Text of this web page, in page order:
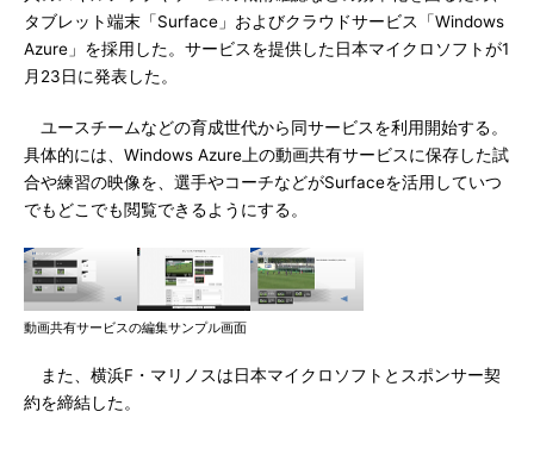
タブレット端末「Surface」およびクラウドサービス「Windows
Azure」を採用した。サービスを提供した日本マイクロソフトが1
月23日に発表した。
ユースチームなどの育成世代から同サービスを利用開始する。
具体的には、Windows Azure上の動画共有サービスに保存した試
合や練習の映像を、選手やコーチなどがSurfaceを活用していつ
でもどこでも閲覧できるようにする。
動画共有サービスの編集サンプル画面
また、横浜F・マリノスは日本マイクロソフトとスポンサー契
約を締結した。